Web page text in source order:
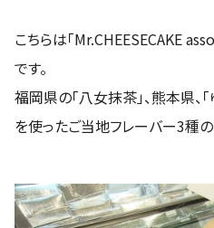
こちらは「Mr.CHEESECAKE
です。
福岡県の「八女抹茶」、熊本県、
を使ったご当地フレーバー3種の